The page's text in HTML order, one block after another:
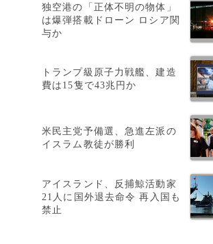
独空港の「正体不明の物体」
は爆弾搭載ドローン ロシア関
与か
トランプ級原子力戦艦、建造
費は15隻で43兆円か
米民主党予備選、急進左派の
イスラム教徒が勝利
アイスランド、反捕鯨活動家
21人に国外退去命令 再入国も
禁止